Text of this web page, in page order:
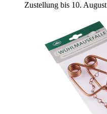
Zustellung bis 10. August